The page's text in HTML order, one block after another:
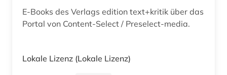
E-Books des Verlags edition text+kritik über das
Portal von Content-Select / Preselect-media.
Lokale Lizenz (Lokale Lizenz)